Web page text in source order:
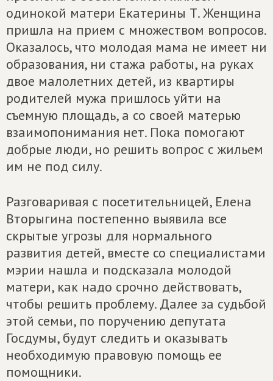
одинокой матери Екатерины Т. Женщина
пришла на прием с множеством вопросов.
Оказалось, что молодая мама не имеет ни
образования, ни стажа работы, на руках
двое малолетних детей, из квартиры
родителей мужа пришлось уйти на
съемную площадь, а со своей матерью
взаимопонимания нет. Пока помогают
добрые люди, но решить вопрос с жильем
им не под силу.
Разговаривая с посетительницей, Елена
Вторыгина постепенно выявила все
скрытые угрозы для нормального
развития детей, вместе со специалистами
мэрии нашла и подсказала молодой
матери, как надо срочно действовать,
чтобы решить проблему. Далее за судьбой
этой семьи, по поручению депутата
Госдумы, будут следить и оказывать
необходимую правовую помощь ее
помощники.